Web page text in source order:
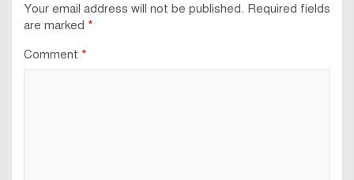
Your email address will not be published. Required fields
are marked *
Comment *